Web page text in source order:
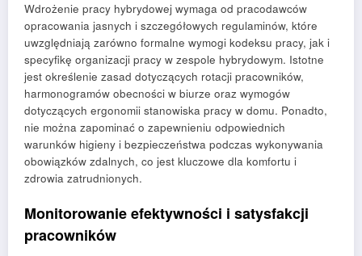
Wdrożenie pracy hybrydowej wymaga od pracodawców
opracowania jasnych i szczegółowych regulaminów, które
uwzględniają zarówno formalne wymogi kodeksu pracy, jak i
specyfikę organizacji pracy w zespole hybrydowym. Istotne
jest określenie zasad dotyczących rotacji pracowników,
harmonogramów obecności w biurze oraz wymogów
dotyczących ergonomii stanowiska pracy w domu. Ponadto,
nie można zapominać o zapewnieniu odpowiednich
warunków higieny i bezpieczeństwa podczas wykonywania
obowiązków zdalnych, co jest kluczowe dla komfortu i
zdrowia zatrudnionych.
Monitorowanie efektywności i satysfakcji
pracowników